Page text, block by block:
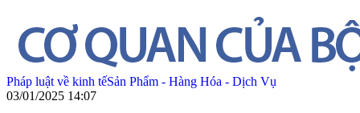
Pháp luật về kinh tếSản Phẩm - Hàng Hóa - Dịch Vụ
03/01/2025 14:07